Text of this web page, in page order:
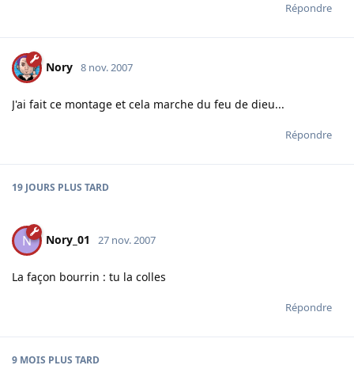
Répondre
Nory 8 nov. 2007
J'ai fait ce montage et cela marche du feu de dieu...
Répondre
19 JOURS PLUS TARD
N Nory_01 27 nov. 2007
La façon bourrin : tu la colles
Répondre
9 MOIS PLUS TARD